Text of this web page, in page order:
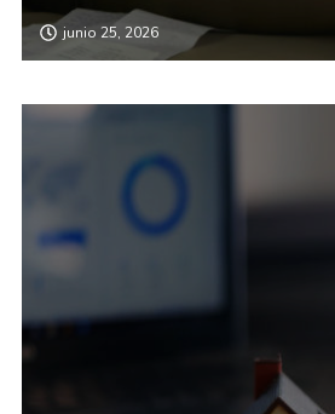
junio 25, 2026